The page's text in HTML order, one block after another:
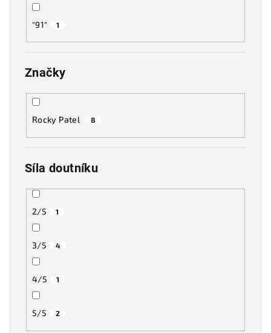
"91" 1
Značky
Rocky Patel 8
Síla doutníku
2/5 1
3/5 4
4/5 1
5/5 2